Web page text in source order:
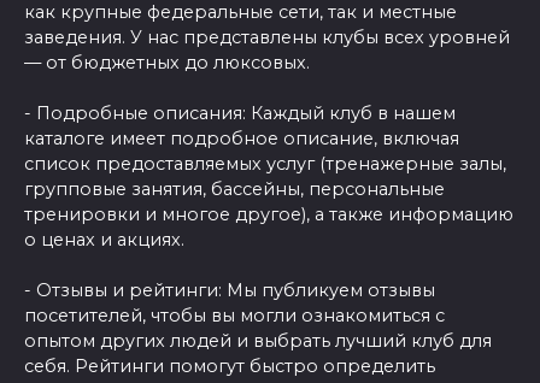
как крупные федеральные сети, так и местные
заведения. У нас представлены клубы всех уровней
— от бюджетных до люксовых.
- Подробные описания: Каждый клуб в нашем
каталоге имеет подробное описание, включая
список предоставляемых услуг (тренажерные залы,
групповые занятия, бассейны, персональные
тренировки и многое другое), а также информацию
о ценах и акциях.
- Отзывы и рейтинги: Мы публикуем отзывы
посетителей, чтобы вы могли ознакомиться с
опытом других людей и выбрать лучший клуб для
себя. Рейтинги помогут быстро определить